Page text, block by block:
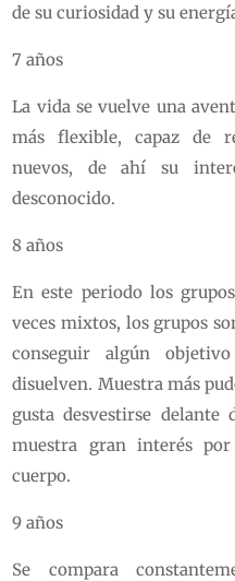
de su curiosidad y su
7 años
La vida se vuelve una
más flexible, capaz de
nuevos, de ahí su
desconocido.
8 años
En este periodo los
veces mixtos, los grupos
conseguir algún
disuelven. Muestra más
gusta desvestirse delante
muestra gran interés
cuerpo.
9 años
Se compara